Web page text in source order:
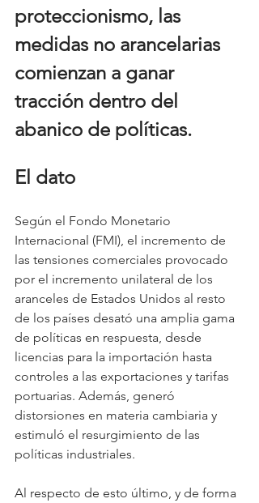
proteccionismo, las
medidas no arancelarias
comienzan a ganar
tracción dentro del
abanico de políticas.
El dato
Según el Fondo Monetario
Internacional (FMI), el incremento de
las tensiones comerciales provocado
por el incremento unilateral de los
aranceles de Estados Unidos al resto
de los países desató una amplia gama
de políticas en respuesta, desde
licencias para la importación hasta
controles a las exportaciones y tarifas
portuarias. Además, generó
distorsiones en materia cambiaria y
estimuló el resurgimiento de las
políticas industriales.
Al respecto de esto último, y de forma